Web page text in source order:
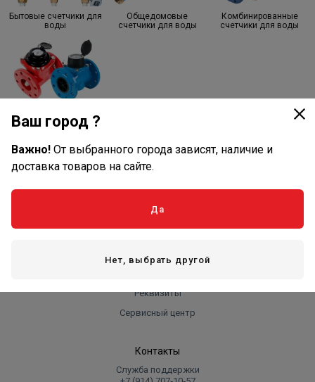
Бытовые счетчики для
воды
Общедомовые
счетчики для воды
Комбинированные
счетчики для воды
счетчики для воды
Оплата
Реквизиты
Сервисный центр
Контакты
Служба поддержки
Ваш город ?
Важно! От выбранного города зависят, наличие и
доставка товаров на сайте.
Да
Нет, выбрать другой